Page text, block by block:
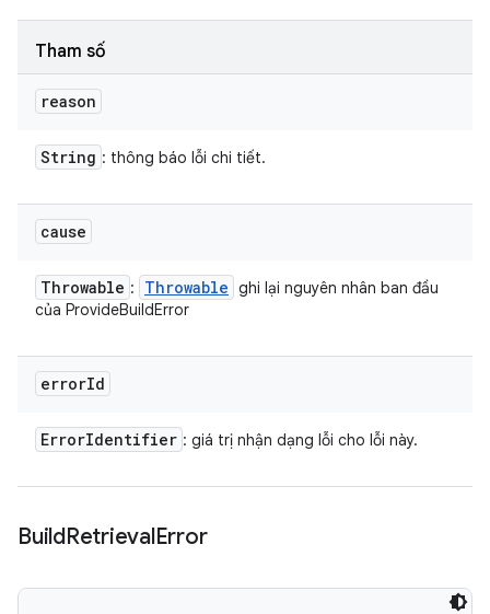
Tham số
reason
String : thông báo lỗi chi tiết.
cause
Throwable : Throwable ghi lại nguyên nhân ban đầu
của ProvideBuildError
errorId
ErrorIdentifier : giá trị nhận dạng lỗi cho lỗi này.
BuildRetrievalError